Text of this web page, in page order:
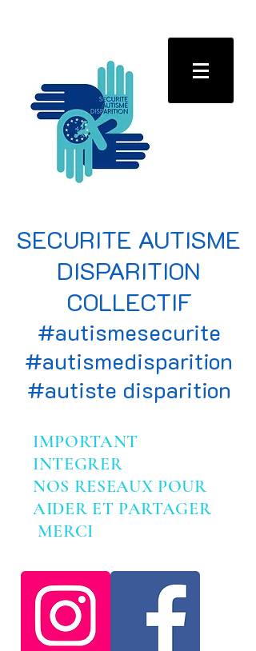
SECURITE AUTISME
DISPARITION
COLLECTIF
#autismesecurite
#autismedisparition
#autiste disparition
IMPORTANT
INTEGRER
NOS RESEAUX POUR
AIDER ET PARTAGER
MERCI